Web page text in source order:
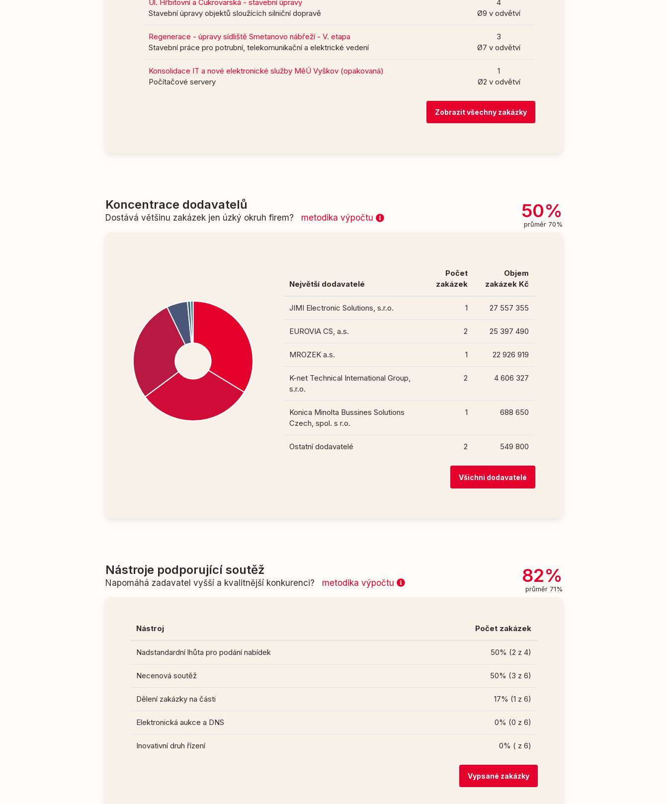
Ul. Hřbitovní a Cukrovarská - stavební úpravy
Stavební úpravy objektů sloužících silniční dopravě
4
Ø9 v odvětví
Regenerace - úpravy sídliště Smetanovo nábřeží - V. etapa
Stavební práce pro potrubní, telekomunikační a elektrické vedení
3
Ø7 v odvětví
Konsolidace IT a nové elektronické služby MěÚ Vyškov (opakovaná)
Počítačové servery
1
Ø2 v odvětví
Zobrazit všechny zakázky
Koncentrace dodavatelů
Dostává většinu zakázek jen úzký okruh firem? metodika výpočtu 50%
průměr 70%
Největší dodavatelé
Počet
zakázek
Objem
zakázek Kč
JIMI Electronic Solutions, s.r.o. 1 27 557 355
EUROVIA CS, a.s. 2 25 397 490
MROZEK a.s. 1 22 926 919
K-net Technical International Group,
s.r.o.
2 4 606 327
Konica Minolta Bussines Solutions
Czech, spol. s r.o.
1 688 650
Ostatní dodavatelé 2 549 800
Všichni dodavatelé
Nástroje podporující soutěž
Napomáhá zadavatel vyšší a kvalitnější konkurenci? metodika výpočtu 82%
průměr 71%
Nástroj Počet zakázek
Nadstandardní lhůta pro podání nabídek 50% (2 z 4)
Necenová soutěž 50% (3 z 6)
Dělení zakázky na části 17% (1 z 6)
Elektronická aukce a DNS 0% (0 z 6)
Inovativní druh řízení 0% ( z 6)
Vypsané zakázky